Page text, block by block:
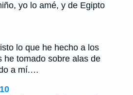
yo lo amé, y de Egipto
lo que he hecho a los
he tomado sobre alas de
a mí.…